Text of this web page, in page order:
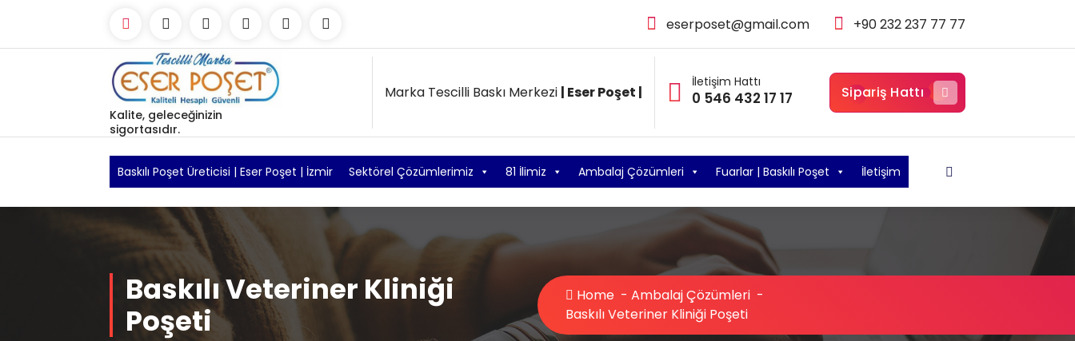
content
eserposet@gmail.com +90 232 237 77 77
Kalite, geleceğinizin
sigortasıdır.
Marka Tescilli Baskı Merkezi | Eser Poşet |
İletişim Hattı
0 546 432 17 17 Sipariş Hattı
Baskılı Poşet Üreticisi | Eser Poşet | İzmir Sektörel Çözümlerimiz 81 İlimiz Ambalaj Çözümleri Fuarlar | Baskılı Poşet İletişim
Baskılı Veteriner Kliniği
Poşeti
Home - Ambalaj Çözümleri -
Baskılı Veteriner Kliniği Poşeti